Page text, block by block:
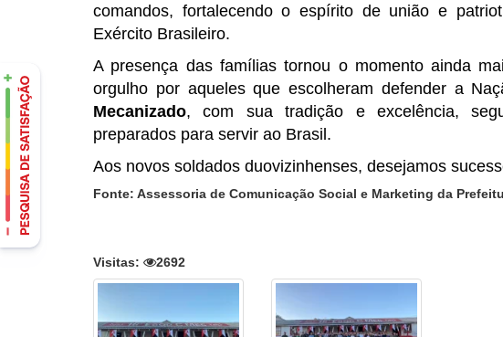
comandos, fortalecendo o espírito de união e
Exército Brasileiro.
A presença das famílias tornou o momento ainda
orgulho por aqueles que escolheram defender a
Mecanizado, com sua tradição e excelência,
preparados para servir ao Brasil.
Aos novos soldados duovizinhenses, desejamos
Fonte: Assessoria de Comunicação Social e Marketing da
Visitas: 2692